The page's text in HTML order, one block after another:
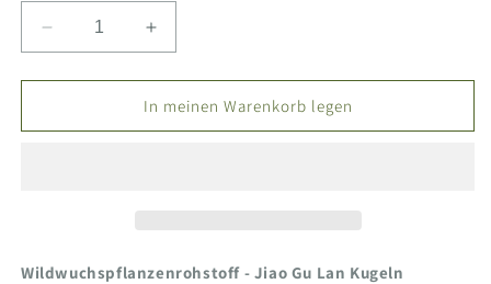
Verringere
die
Menge
Jiaogulan
Erhöhe
die
Menge
für
Jiaogulan
In meinen Warenkorb legen
Wildwuchspflanzenrohstoff - Jiao Gu Lan Kugeln